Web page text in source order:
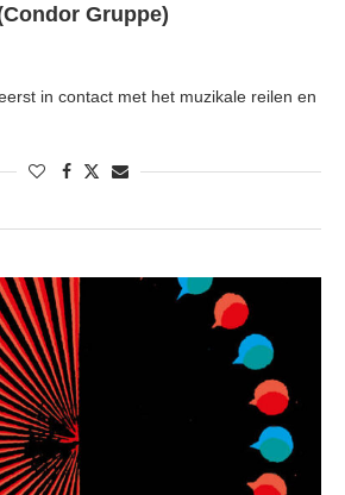
Gruppe)
in contact met het muzikale reilen en